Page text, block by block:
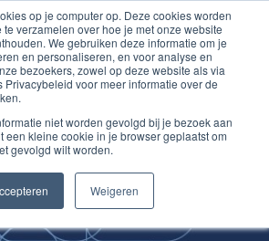
op je computer op. Deze cookies worden
verzamelen over hoe je met onze website
We gebruiken deze informatie om je
en personaliseren, en voor analyse en
bezoekers, zowel op deze website als via
Privacybeleid voor meer informatie over de
niet worden gevolgd bij je bezoek aan
een kleine cookie in je browser geplaatst om
gevolgd wilt worden.
Weigeren
Inloggen account